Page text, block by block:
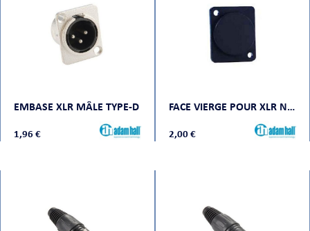
EMBASE XLR MÂLE TYPE-D
1,96 €
FACE VIERGE POUR XLR NOIR
2,00 €